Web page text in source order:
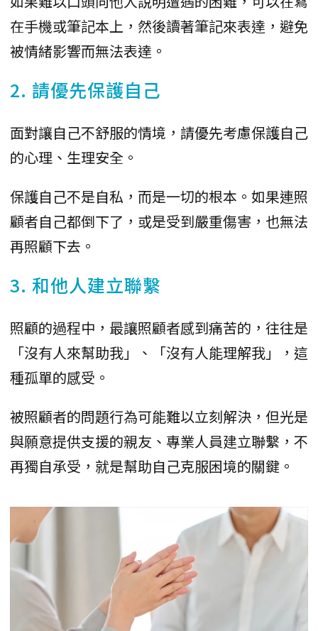
在手機或筆記本上，然後讀著筆記來表達，避免
被情緒影響而無法表達。
2. 請優先保護自己
面對讓自己不舒服的情境，請優先考慮保護自己
的心理、生理安全。
保護自己不是自私，而是一切的根本。如果連照
顧者自己都倒下了，或是受到嚴重傷害，也無法
再照顧下去。
3. 和他人建立聯繫
照顧的過程中，最讓照顧者感到痛苦的，往往是
「沒有人來幫助我」、「沒有人能理解我」，這
種孤單的感受。
被照顧者的問題行為可能難以立刻解決，但光是
與願意提供支援的親友、專業人員建立聯繫，不
再獨自承受，就是幫助自己克服困境的關鍵。